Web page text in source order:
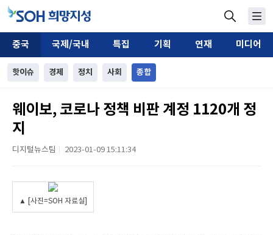
중국 국제/국내 특집 기획 연재 미디어
핫이슈 경제 정치 사회 종합
웨이보, 코로나 정책 비판 계정 1120개 정
지
디지털뉴스팀 2023-01-09 15:11:34
▲ [사진=SOH 자료실]